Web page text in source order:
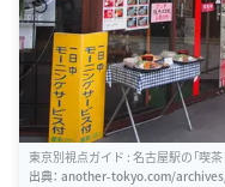
東京別視点ガイド : 名古屋駅の「喫
出典： another-tokyo.com/